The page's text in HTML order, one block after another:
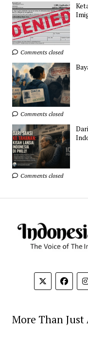
Comments closed
Comments closed
Comments closed
More Than Just